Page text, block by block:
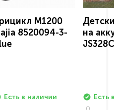
M1200
8520094-3-
Есть в наличии
на
Есть